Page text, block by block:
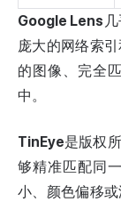
Google Lens
庞大的网络索
的图像、完全
中。
TinEye是版权
够精准匹配同
小、颜色偏移